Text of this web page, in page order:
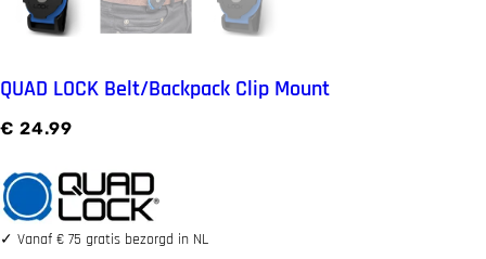
QUAD LOCK Belt/Backpack Clip Mount
€ 24.99
✓ Vanaf € 75 gratis bezorgd in NL